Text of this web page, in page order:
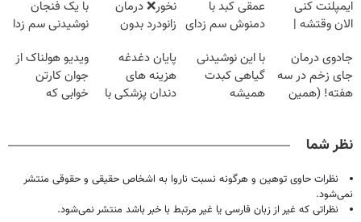
ایمپلنت کنی
الان وقتشه |
میلیون تومان!!!
عمقی کبد با
دمنوش سم زدای
نخور❌ درمان
زانودرد بدون
با یک فنجان
نوشیدنی سم زدا
جادوی درمان
جای زخم در سه
هفته! (همین
با این نوشیدنی
گیاهی کبدت
همیشه
پایان دغدغه
هزینه های
دندان پزشکی با
ویدیو هولناک از
جوان کارتن
خوابی که
نظر شما
نظرات حاوی توهین و هرگونه نسبت ناروا به اشخاص حقیقی و حقوقی منتشر
نمی‌شود.
نظراتی که غیر از زبان فارسی یا غیر مرتبط با خبر باشد منتشر نمی‌شود.